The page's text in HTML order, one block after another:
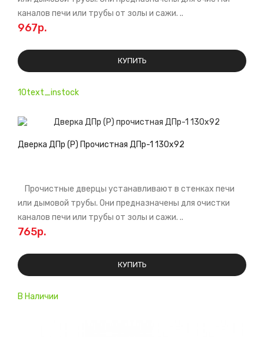
10text_instock
каналов печи или трубы от золы и сажи. ..
967р.
КУПИТЬ
В Наличии
Дверка ДПр (Р) Прочистная ДПр-1 130х92
Прочистные дверцы устанавливают в стенках печи
или дымовой трубы. Они предназначены для очистки
каналов печи или трубы от золы и сажи. ..
765р.
КУПИТЬ